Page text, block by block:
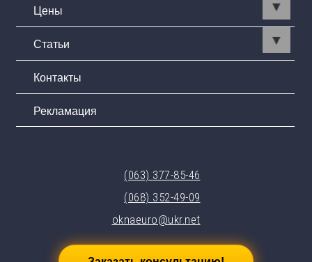
Цены
Статьи
Контакты
Рекламация
(063) 377-85-46
(068) 352-49-09
oknaeuro@ukr.net